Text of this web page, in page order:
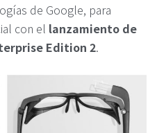
de Google, para
con el lanzamiento de
Edition 2.